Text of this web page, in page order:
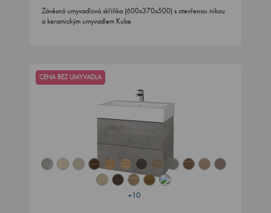
Závěsná umyvadlová skříňka (600x370x500) s otevřenou nikou
a keramickým umyvadlem Kube
+10
CENA BEZ UMYVADLA